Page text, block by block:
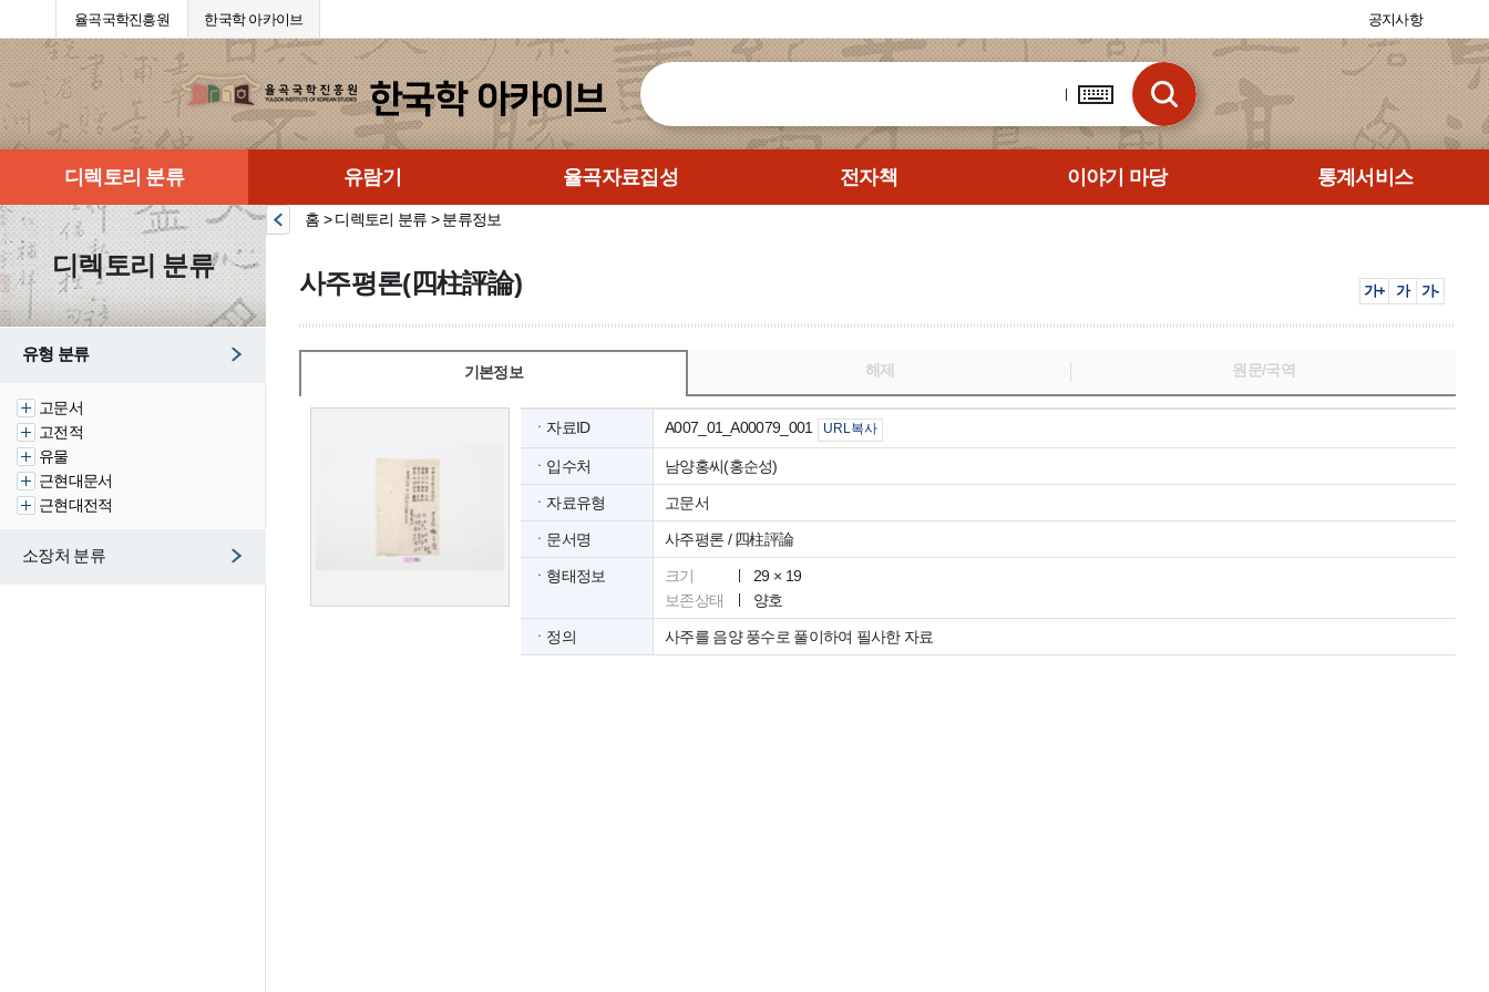
율곡국학진흥원 한국학 아카이브 공지사항
디렉토리 분류 유람기 율곡자료집성 전자책 이야기 마당 통계서비스
디렉토리 분류
유형 분류
고문서
고전적
유물
근현대문서
근현대전적
소장처 분류
홈 > 디렉토리 분류 > 분류정보
사주평론(四柱評論) 가+ 가 가-
기본정보 해제 원문/국역
ㆍ자료ID A007_01_A00079_001 URL복사
ㆍ입수처 남양홍씨(홍순성)
ㆍ자료유형 고문서
ㆍ문서명 사주평론 / 四柱評論
ㆍ형태정보 크기
29 × 19
보존상태
양호
ㆍ정의 사주를 음양 풍수로 풀이하여 필사한 자료